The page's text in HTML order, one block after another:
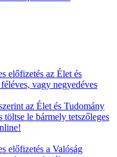
előfizetés az Élet és
vagy negyedéves
az Élet és Tudomány
töltse le bármely tetszőleges
előfizetés a Valóság